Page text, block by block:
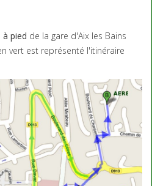
à pied de la gare d'Aix les Bains
vert est représenté l'itinéraire